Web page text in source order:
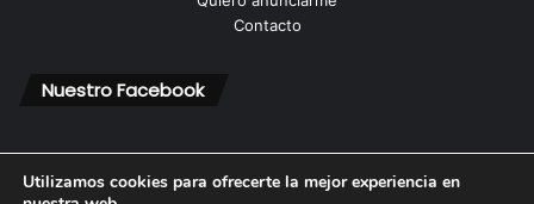
Contacto
Nuestro Facebook
Utilizamos cookies para ofrecerte la mejor experiencia en